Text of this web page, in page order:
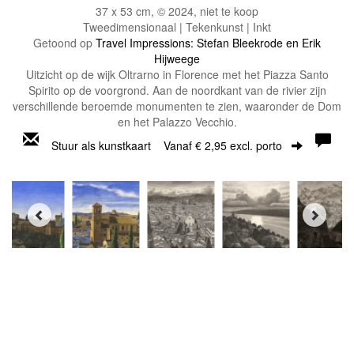
37 x 53 cm, © 2024, niet te koop
Tweedimensionaal | Tekenkunst | Inkt
Getoond op Travel Impressions: Stefan Bleekrode en Erik
Hijweege
Uitzicht op de wijk Oltrarno in Florence met het Piazza Santo
Spirito op de voorgrond. Aan de noordkant van de rivier zijn
verschillende beroemde monumenten te zien, waaronder de Dom
en het Palazzo Vecchio.
Stuur als kunstkaart Vanaf € 2,95 excl. porto